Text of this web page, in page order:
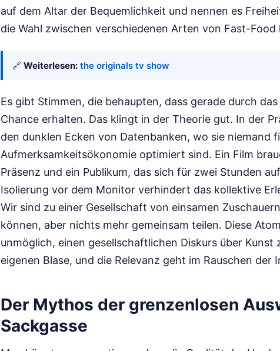
auf dem Altar der Bequemlichkeit und nennen es
die Wahl zwischen verschiedenen Arten von Fast-Food
🔗 Weiterlesen: the originals tv show
Es gibt Stimmen, die behaupten, dass gerade durch
Chance erhalten. Das klingt in der Theorie gut. In der
den dunklen Ecken von Datenbanken, wo sie niemand
Aufmerksamkeitsökonomie optimiert sind. Ein Film
Präsenz und ein Publikum, das sich für zwei Stunden
Isolierung vor dem Monitor verhindert das kollektive
Wir sind zu einer Gesellschaft von einsamen
können, aber nichts mehr gemeinsam teilen. Diese
unmöglich, einen gesellschaftlichen Diskurs über
eigenen Blase, und die Relevanz geht im Rauschen der
Der Mythos der grenzenlosen
Sackgasse